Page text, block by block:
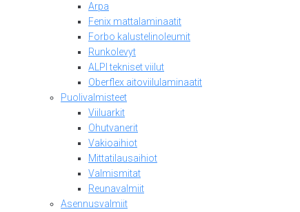
Arpa
Fenix mattalaminaatit
Forbo kalustelinoleumit
Runkolevyt
ALPI tekniset viilut
Oberflex aitoviilulaminaatit
Puolivalmisteet
Viiluarkit
Ohutvanerit
Vakioaihiot
Mittatilausaihiot
Valmismitat
Reunavalmiit
Asennusvalmiit